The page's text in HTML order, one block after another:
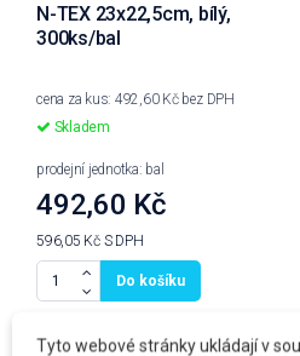
N-TEX 23x22,5cm, bílý,
300ks/bal
cena za kus: 492,60 Kč bez DPH
Skladem
prodejní jednotka: bal
492,60 Kč
596,05 Kč S DPH
Do košíku
Tyto webové stránky ukládají v